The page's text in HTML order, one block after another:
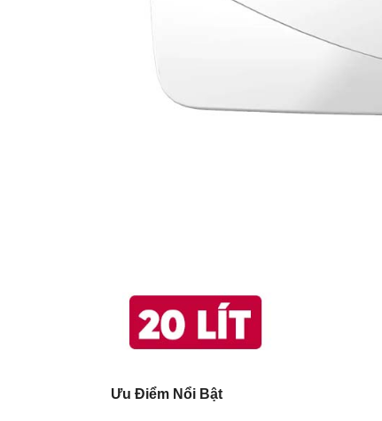
Ưu Điểm Nổi Bật